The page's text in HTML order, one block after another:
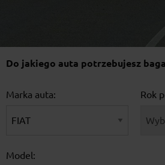
Do jakiego auta potrzebujesz
Marka auta: Rok
Model: